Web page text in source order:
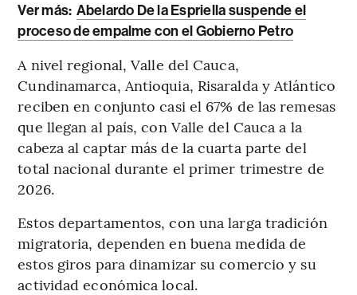
Ver más: Abelardo De la Espriella suspende el
proceso de empalme con el Gobierno Petro
A nivel regional, Valle del Cauca,
Cundinamarca, Antioquia, Risaralda y Atlántico
reciben en conjunto casi el 67% de las remesas
que llegan al país, con Valle del Cauca a la
cabeza al captar más de la cuarta parte del
total nacional durante el primer trimestre de
2026.
Estos departamentos, con una larga tradición
migratoria, dependen en buena medida de
estos giros para dinamizar su comercio y su
actividad económica local.